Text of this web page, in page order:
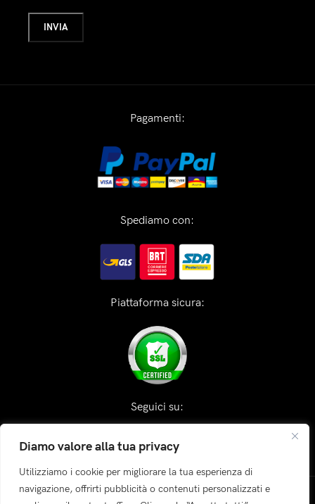
Diamo valore alla tua privacy
Utilizziamo i cookie per migliorare la tua esperienza di
navigazione, offrirti pubblicità o contenuti personalizzati e
Pagamenti:
Spediamo con:
Piattaforma sicura:
Seguici su: